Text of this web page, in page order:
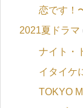
恋です！
2021夏ドラマ
ナイト・
イタイケ
TOKYO